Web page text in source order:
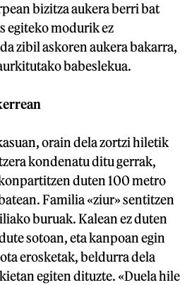
bizitza aukera berri bat
egiteko modurik ez
zibil askoren aukera bakarra,
babeslekua.
orain dela zortzi hiletik
kondenatu ditu gerrak,
duten 100 metro
Familia «ziur» sentitzen
buruak. Kalean ez duten
sotoan, eta kanpoan egin
erosketak, beldurra dela
egiten dituzte. «Duela hile